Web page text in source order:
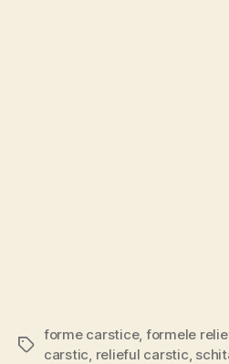
Etichete
forme carstice, formele
carstic relieful carstic